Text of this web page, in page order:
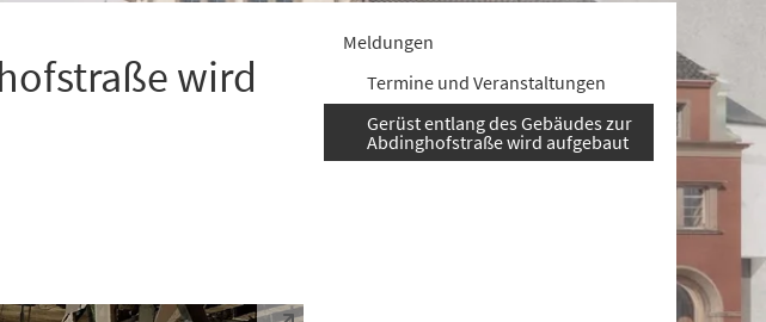
wird
Meldungen
Termine und Veranstaltungen
Gerüst entlang des Gebäudes zur
Abdinghofstraße wird aufgebaut